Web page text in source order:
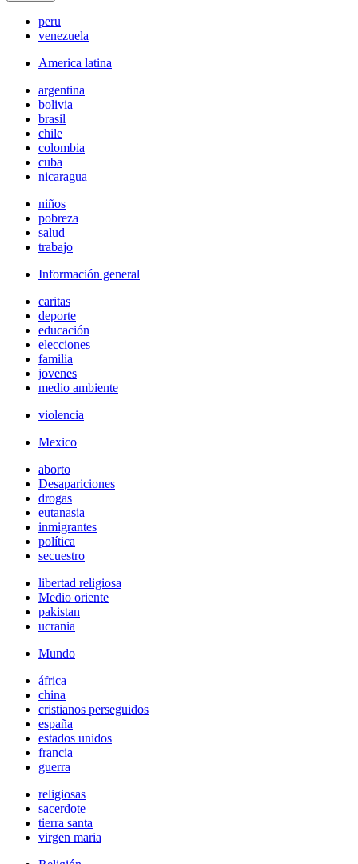
peru
venezuela
America latina
argentina
bolivia
brasil
chile
colombia
cuba
nicaragua
niños
pobreza
salud
trabajo
Información general
caritas
deporte
educación
elecciones
familia
jovenes
medio ambiente
violencia
Mexico
aborto
Desapariciones
drogas
eutanasia
inmigrantes
política
secuestro
libertad religiosa
Medio oriente
pakistan
ucrania
Mundo
áfrica
china
cristianos perseguidos
españa
estados unidos
francia
guerra
religiosas
sacerdote
tierra santa
virgen maria